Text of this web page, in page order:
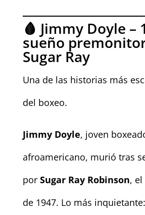
🩸 Jimmy Doyle –
sueño
Sugar Ray
Una de las historias más
del boxeo.
Jimmy Doyle, joven
afroamericano, murió tras
por Sugar Ray Robinson,
de 1947. Lo más